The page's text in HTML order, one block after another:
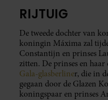
RIJTUIG
De tweede dochter van
koningin Máxima zal
Constantijn en prinses
zitten. De prinses en
Gala-glasberliner, die in
gegaan door de Glazen
koningspaar en prinses